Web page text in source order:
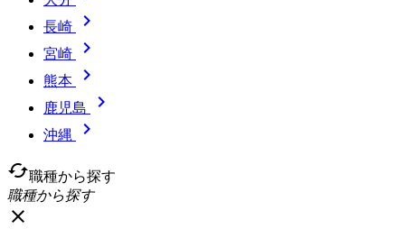
長崎 
宮崎 
熊本 
鹿児島 
沖縄

cached職種から探す
職種から探す
close